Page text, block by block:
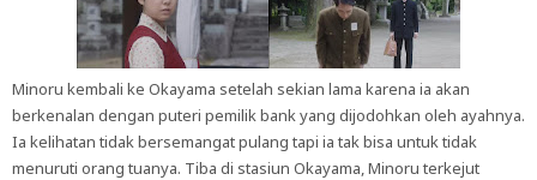
Minoru kembali ke Okayama setelah sekian lama karena ia akan
berkenalan dengan puteri pemilik bank yang dijodohkan oleh ayahnya.
Ia kelihatan tidak bersemangat pulang tapi ia tak bisa untuk tidak
menuruti orang tuanya. Tiba di stasiun Okayama, Minoru terkejut